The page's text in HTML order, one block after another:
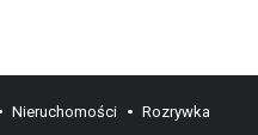
Nieruchomości
Rozrywka